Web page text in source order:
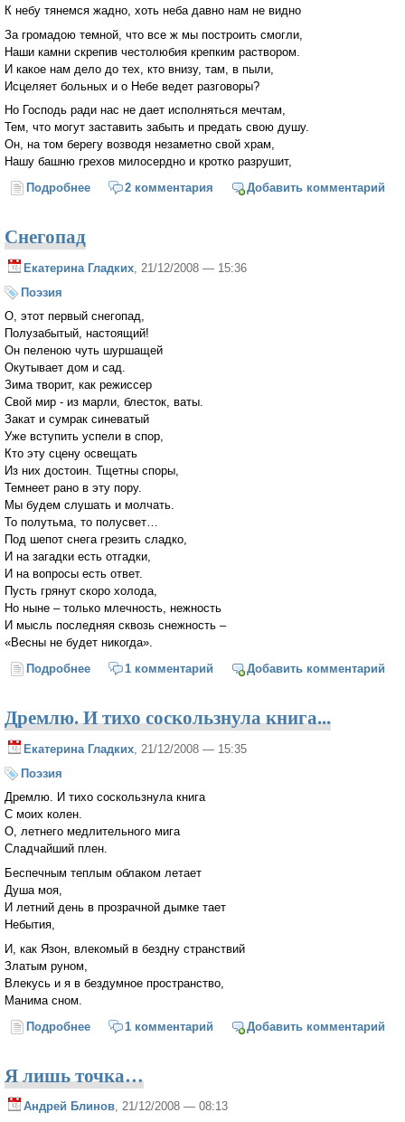
К небу тянемся жадно, хоть неба давно нам не видно
За громадою темной, что все ж мы построить смогли,
Наши камни скрепив честолюбия крепким раствором.
И какое нам дело до тех, кто внизу, там, в пыли,
Исцеляет больных и о Небе ведет разговоры?
Но Господь ради нас не дает исполняться мечтам,
Тем, что могут заставить забыть и предать свою душу.
Он, на том берегу возводя незаметно свой храм,
Нашу башню грехов милосердно и кротко разрушит,
Подробнее о Вавилонская башня
2 комментария Добавить комментарий
Снегопад
Екатерина Гладких , 21/12/2008 — 15:36
Поэзия
О, этот первый снегопад,
Полузабытый, настоящий!
Он пеленою чуть шуршащей
Окутывает дом и сад.
Зима творит, как режиссер
Свой мир - из марли, блесток, ваты.
Закат и сумрак синеватый
Уже вступить успели в спор,
Кто эту сцену освещать
Из них достоин. Тщетны споры,
Темнеет рано в эту пору.
Мы будем слушать и молчать.
То полутьма, то полусвет…
Под шепот снега грезить сладко,
И на загадки есть отгадки,
И на вопросы есть ответ.
Пусть грянут скоро холода,
Но ныне – только млечность, нежность
И мысль последняя сквозь снежность –
«Весны не будет никогда».
Подробнее о Снегопад
1 комментарий Добавить комментарий
Дремлю. И тихо соскользнула книга...
Екатерина Гладких , 21/12/2008 — 15:35
Поэзия
Дремлю. И тихо соскользнула книга
С моих колен.
О, летнего медлительного мига
Сладчайший плен.
Беспечным теплым облаком летает
Душа моя,
И летний день в прозрачной дымке тает
Небытия,
И, как Язон, влекомый в бездну странствий
Златым руном,
Влекусь и я в бездумное пространство,
Манима сном.
Подробнее о Дремлю. И тихо соскользнула книга...
1 комментарий Добавить комментарий
Я лишь точка…
Андрей Блинов, 21/12/2008 — 08:13